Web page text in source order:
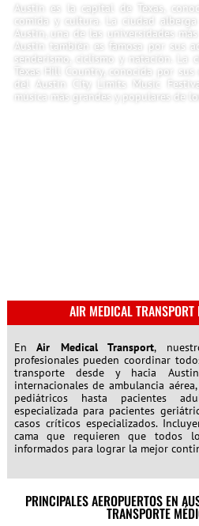
Austin es la capital de Texas,
comida y cultura. La ciudad
Austin, una de las universidades
Austin también es famosa por sus
senderismo, ciclismo y natación. La
Texas Hill Country, conocida por
del Austin City Limits Music
música más grandes y populares de
AIR MEDICAL TRANSPORT
En Air Medical Transport,
profesionales pueden coordinar
transporte desde y hacia
internacionales de ambulancia
pediátricos hasta pacientes
especializada para pacientes
casos críticos especializados.
cama que requieren que todos
informados para lograr la mejor
PRINCIPALES AEROPUERTOS EN
TRANSPORTE